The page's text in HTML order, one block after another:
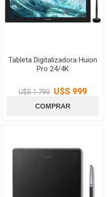
Tableta Digitalizadora Huion
Pro 24/4K
U$S 1.790 U$S 999